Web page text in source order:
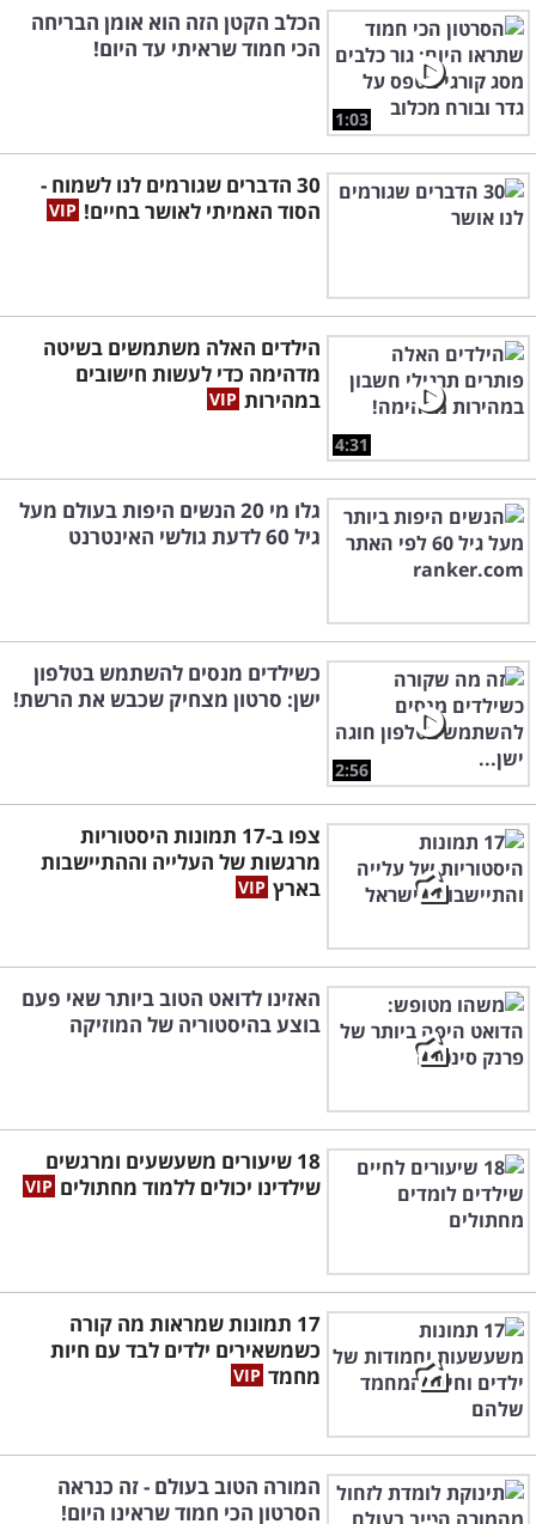
1:03
הכלב הקטן הזה הוא אומן הבריחה
הכי חמוד שראיתי עד היום!
30 הדברים שגורמים לנו לשמוח -
הסוד האמיתי לאושר בחיים!
4:31
הילדים האלה משתמשים בשיטה
מדהימה כדי לעשות חישובים
במהירות
גלו מי 20 הנשים היפות בעולם מעל
גיל 60 לדעת גולשי האינטרנט
2:56
כשילדים מנסים להשתמש בטלפון
ישן: סרטון מצחיק שכבש את הרשת!
צפו ב-17 תמונות היסטוריות
מרגשות של העלייה וההתיישבות
בארץ
האזינו לדואט הטוב ביותר שאי פעם
בוצע בהיסטוריה של המוזיקה
18 שיעורים משעשעים ומרגשים
שילדינו יכולים ללמוד מחתולים
17 תמונות שמראות מה קורה
כשמשאירים ילדים לבד עם חיות
מחמד
המורה הטוב בעולם - זה כנראה
הסרטון הכי חמוד שראינו היום!